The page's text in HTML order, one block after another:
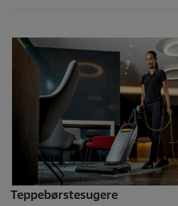
Teppebørstesugere